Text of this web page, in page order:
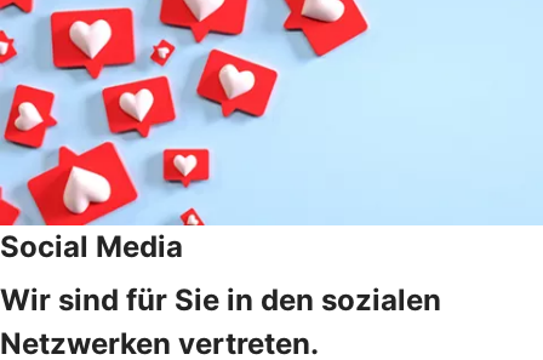
Social Media
Wir sind für Sie in den sozialen
Netzwerken vertreten.